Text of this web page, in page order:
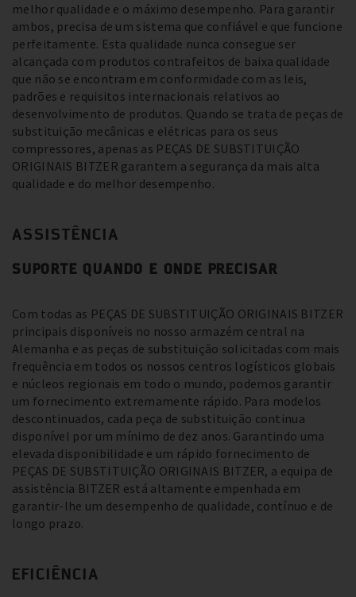
melhor qualidade e o máximo desempenho. Para garantir
ambos, precisa de um sistema que confiável e que funcione
perfeitamente. Esta qualidade nunca consegue ser
alcançada com produtos contrafeitos de baixa qualidade
que não se encontram em conformidade com as leis,
padrões e requisitos internacionais relativos ao
desenvolvimento de produtos. Quando se trata de peças de
substituição mecânicas e elétricas para os seus
compressores, apenas as PEÇAS DE SUBSTITUIÇÃO
ORIGINAIS BITZER garantem a segurança da mais alta
qualidade e do melhor desempenho.
ASSISTÊNCIA
SUPORTE QUANDO E ONDE PRECISAR
Com todas as PEÇAS DE SUBSTITUIÇÃO ORIGINAIS BITZER
principais disponíveis no nosso armazém central na
Alemanha e as peças de substituição solicitadas com mais
frequência em todos os nossos centros logísticos globais
e núcleos regionais em todo o mundo, podemos garantir
um fornecimento extremamente rápido. Para modelos
descontinuados, cada peça de substituição continua
disponível por um mínimo de dez anos. Garantindo uma
elevada disponibilidade e um rápido fornecimento de
PEÇAS DE SUBSTITUIÇÃO ORIGINAIS BITZER, a equipa de
assistência BITZER está altamente empenhada em
garantir-lhe um desempenho de qualidade, contínuo e de
longo prazo.
EFICIÊNCIA